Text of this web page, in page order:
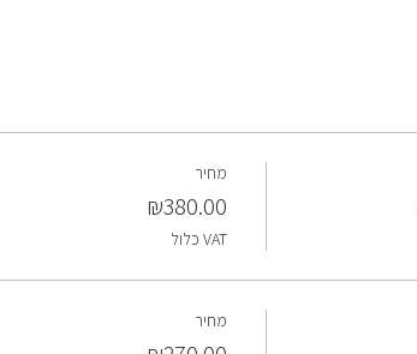
מחיר
₪380.00
VAT כלול
מחיר